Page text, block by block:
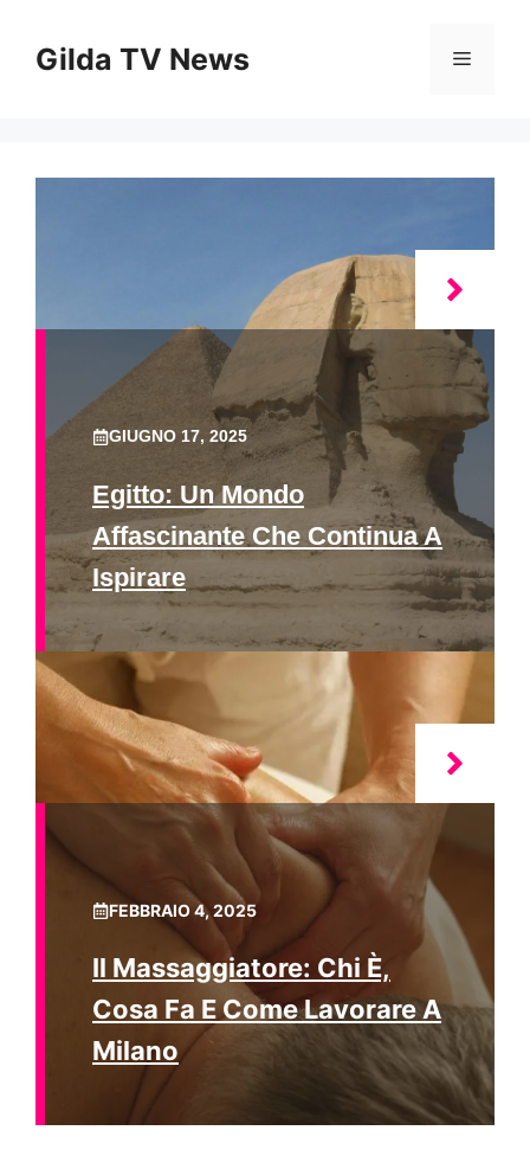
contenuto
Gilda TV News Menu
GIUGNO 17, 2025
Egitto: Un Mondo
Affascinante Che Continua A
Ispirare
FEBBRAIO 4, 2025
Il Massaggiatore: Chi È,
Cosa Fa E Come Lavorare A
Milano